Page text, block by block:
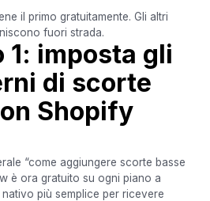
il primo gratuitamente. Gli altri
fuori strada.
1: imposta gli
di scorte
Shopify
“come aggiungere scorte basse
è ora gratuito su ogni piano a
più semplice per ricevere